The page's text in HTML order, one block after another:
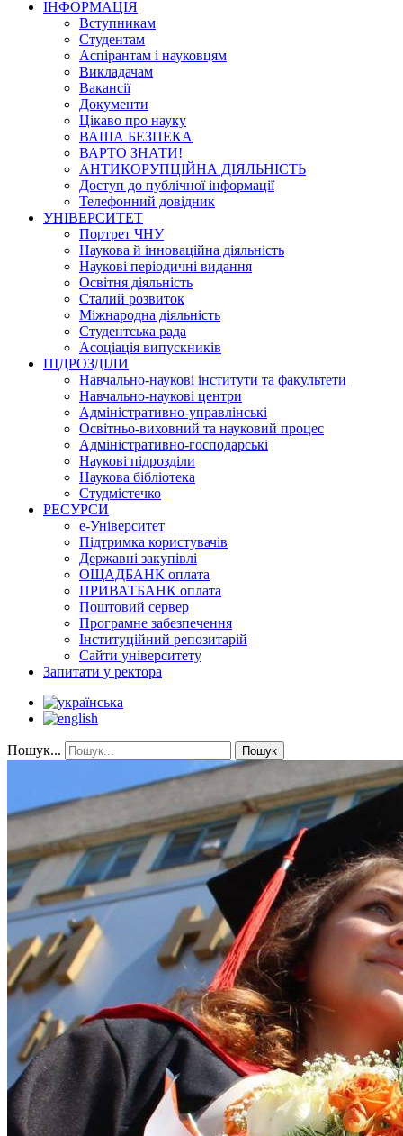
ІНФОРМАЦІЯ
Вступникам
Студентам
Аспірантам і науковцям
Викладачам
Вакансії
Документи
Цікаво про науку
ВАША БЕЗПЕКА
ВАРТО ЗНАТИ!
АНТИКОРУПЦІЙНА ДІЯЛЬНІСТЬ
Доступ до публічної інформації
Телефонний довідник
УНІВЕРСИТЕТ
Портрет ЧНУ
Наукова й інноваційна діяльність
Наукові періодичні видання
Освітня діяльність
Сталий розвиток
Міжнародна діяльність
Студентська рада
Асоціація випускників
ПІДРОЗДІЛИ
Навчально-наукові інститути та факультети
Навчально-наукові центри
Адміністративно-управлінські
Освітньо-виховний та науковий процес
Адміністративно-господарські
Наукові підрозділи
Наукова бібліотека
Студмістечко
РЕСУРСИ
е-Університет
Підтримка користувачів
Державні закупівлі
ОЩАДБАНК оплата
ПРИВАТБАНК оплата
Поштовий сервер
Програмне забезпечення
Інституційний репозитарій
Сайти університету
Запитати у ректора
Пошук... Пошук